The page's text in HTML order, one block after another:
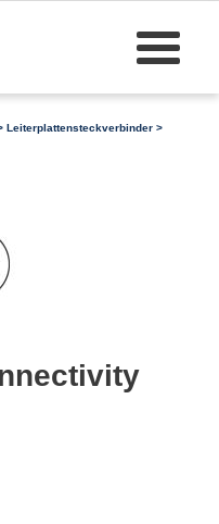
Leiterplattensteckverbinder >